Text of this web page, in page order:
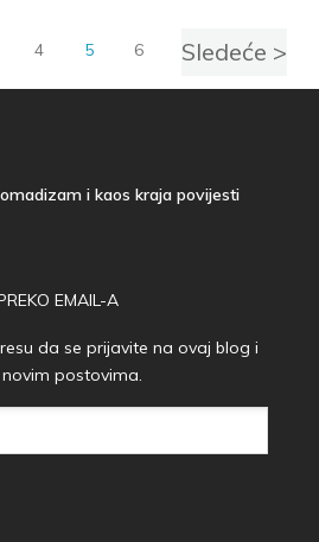
4 5 6 7
Sledeće >
i kaos kraja povijesti
EMAIL-A
da se prijavite na ovaj blog i
postovima.